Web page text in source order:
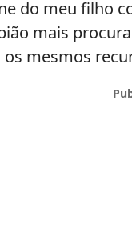
do meu filho
mais
mesmos